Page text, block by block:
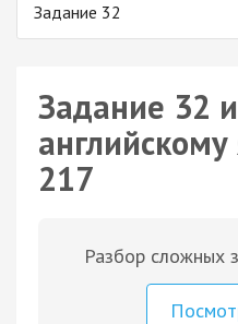
Задание 32
Задание 32
217
Разбор сложных